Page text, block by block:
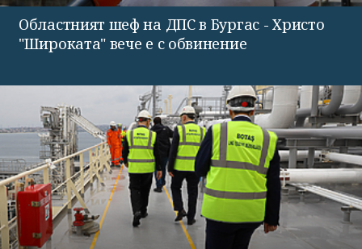
Областният шеф на ДПС в Бургас - Христо
"Широката" вече е с обвинение